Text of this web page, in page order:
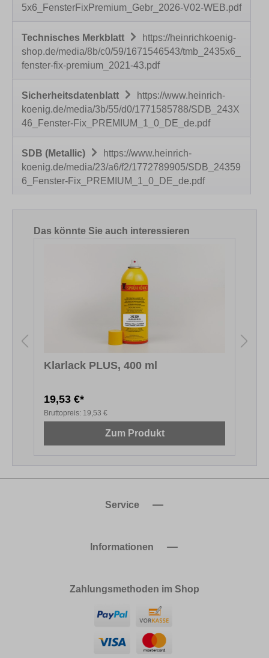
5x6_FensterFixPremium_Gebr_2026-V02-WEB.pdf
Technisches Merkblatt
https://heinrichkoenig-
shop.de/media/8b/c0/59/1671546543/tmb_2435x6_
fenster-fix-premium_2021-43.pdf
Sicherheitsdatenblatt
https://www.heinrich-
koenig.de/media/3b/55/d0/1771585788/SDB_243X
46_Fenster-Fix_PREMIUM_1_0_DE_de.pdf
SDB (Metallic)
https://www.heinrich-
koenig.de/media/23/a6/f2/1772789905/SDB_24359
6_Fenster-Fix_PREMIUM_1_0_DE_de.pdf
Produktgalerie überspringen
Das könnte Sie auch interessieren
Klarlack PLUS, 400 ml
19,53 €*
Bruttopreis: 19,53 €
Zum Produkt
Service
Informationen
Zahlungsmethoden im Shop